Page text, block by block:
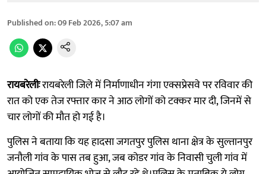
Published on:09 Feb 2026, 5:07 am
रायबरेलीःरायबरेली जिले में निर्माणाधीन गंगा एक्सप्रेसवे पर रविवार की
रात को एक तेज रफ्तार कार ने आठ लोगों को टक्कर मार दी, जिनमें से
चार लोगों की मौत हो गई है।
पुलिस ने बताया कि यह हादसा जगतपुर पुलिस थाना क्षेत्र के सुल्तानपुर
जनौली गांव के पास तब हुआ, जब कोडर गांव के निवासी चुली गांव में